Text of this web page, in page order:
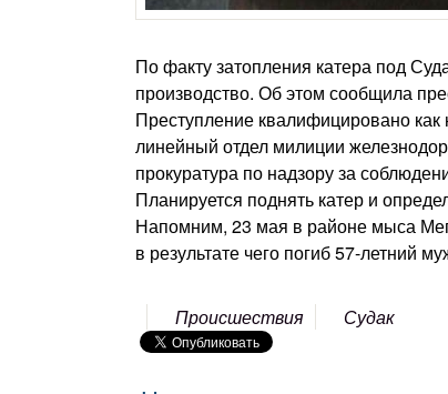
По факту затопления катера под
производство. Об этом сообщила
Преступление квалифицировано
линейный отдел милиции
прокуратура по надзору за
Планируется поднять катер и
Напомним, 23 мая в районе мыса
в результате чего погиб 57-летний
Происшествия Судак